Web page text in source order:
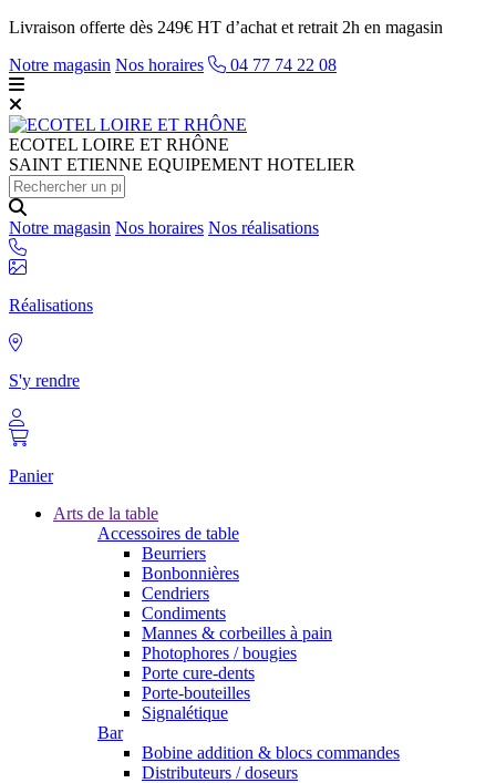
Livraison offerte dès 249€ HT d’achat et retrait 2h en magasin
Notre magasin Nos horaires 04 77 74 22 08
ECOTEL LOIRE ET RHÔNE
SAINT ETIENNE EQUIPEMENT HOTELIER
Notre magasin Nos horaires Nos réalisations
Réalisations
S'y rendre
Panier
Arts de la table
Accessoires de table
Beurriers
Bonbonnières
Cendriers
Condiments
Mannes & corbeilles à pain
Photophores / bougies
Porte cure-dents
Porte-bouteilles
Signalétique
Bar
Bobine addition & blocs commandes
Distributeurs / doseurs